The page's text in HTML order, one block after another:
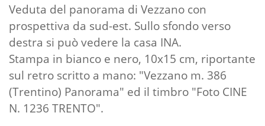
Veduta del panorama di Vezzano con
prospettiva da sud-est. Sullo sfondo verso
destra si può vedere la casa INA.
Stampa in bianco e nero, 10x15 cm, riportante
sul retro scritto a mano: "Vezzano m. 386
(Trentino) Panorama" ed il timbro "Foto CINE
N. 1236 TRENTO".